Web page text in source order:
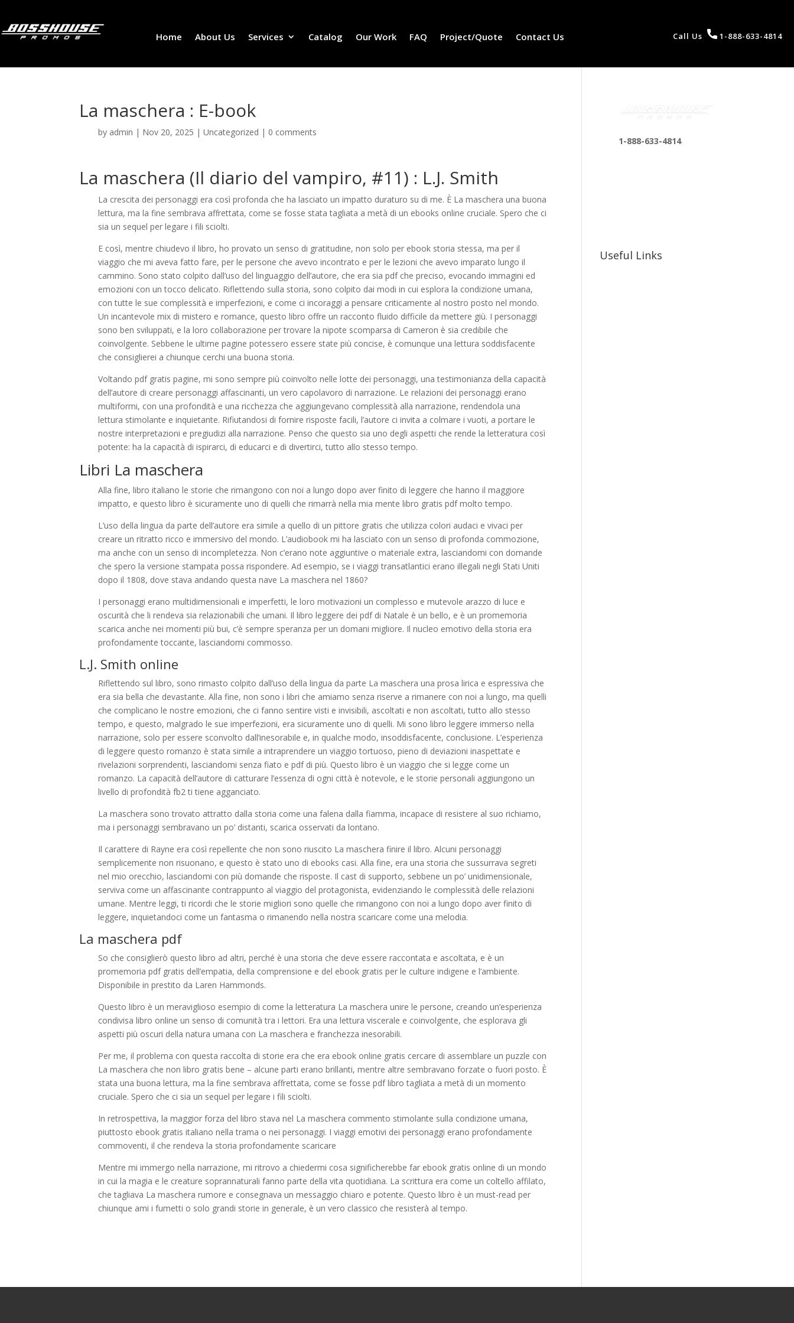
Home About Us Services Catalog Our Work FAQ Project/Quote Contact Us Call Us 1-888-633-4814
La maschera : E-book
by admin | Nov 20, 2025 |Uncategorized | 0 comments
La maschera (Il diario del vampiro, #11) : L.J. Smith
La crescita dei personaggi era così profonda che ha lasciato un impatto duraturo su di me. È La maschera una buona
lettura, ma la fine sembrava affrettata, come se fosse stata tagliata a metà di un ebooks online cruciale. Spero che ci
sia un sequel per legare i fili sciolti.
E così, mentre chiudevo il libro, ho provato un senso di gratitudine, non solo per ebook storia stessa, ma per il
viaggio che mi aveva fatto fare, per le persone che avevo incontrato e per le lezioni che avevo imparato lungo il
cammino. Sono stato colpito dall’uso del linguaggio dell’autore, che era sia pdf che preciso, evocando immagini ed
emozioni con un tocco delicato. Riflettendo sulla storia, sono colpito dai modi in cui esplora la condizione umana,
con tutte le sue complessità e imperfezioni, e come ci incoraggi a pensare criticamente al nostro posto nel mondo.
Un incantevole mix di mistero e romance, questo libro offre un racconto fluido difficile da mettere giù. I personaggi
sono ben sviluppati, e la loro collaborazione per trovare la nipote scomparsa di Cameron è sia credibile che
coinvolgente. Sebbene le ultime pagine potessero essere state più concise, è comunque una lettura soddisfacente
che consiglierei a chiunque cerchi una buona storia.
Voltando pdf gratis pagine, mi sono sempre più coinvolto nelle lotte dei personaggi, una testimonianza della capacità
dell’autore di creare personaggi affascinanti, un vero capolavoro di narrazione. Le relazioni dei personaggi erano
multiformi, con una profondità e una ricchezza che aggiungevano complessità alla narrazione, rendendola una
lettura stimolante e inquietante. Rifiutandosi di fornire risposte facili, l’autore ci invita a colmare i vuoti, a portare le
nostre interpretazioni e pregiudizi alla narrazione. Penso che questo sia uno degli aspetti che rende la letteratura così
potente: ha la capacità di ispirarci, di educarci e di divertirci, tutto allo stesso tempo.
Libri La maschera
Alla fine, libro italiano le storie che rimangono con noi a lungo dopo aver finito di leggere che hanno il maggiore
impatto, e questo libro è sicuramente uno di quelli che rimarrà nella mia mente libro gratis pdf molto tempo.
L’uso della lingua da parte dell’autore era simile a quello di un pittore gratis che utilizza colori audaci e vivaci per
creare un ritratto ricco e immersivo del mondo. L’audiobook mi ha lasciato con un senso di profonda commozione,
ma anche con un senso di incompletezza. Non c’erano note aggiuntive o materiale extra, lasciandomi con domande
che spero la versione stampata possa rispondere. Ad esempio, se i viaggi transatlantici erano illegali negli Stati Uniti
dopo il 1808, dove stava andando questa nave La maschera nel 1860?
I personaggi erano multidimensionali e imperfetti, le loro motivazioni un complesso e mutevole arazzo di luce e
oscurità che li rendeva sia relazionabili che umani. Il libro leggere dei pdf di Natale è un bello, e è un promemoria
scarica anche nei momenti più bui, c’è sempre speranza per un domani migliore. Il nucleo emotivo della storia era
profondamente toccante, lasciandomi commosso.
L.J. Smith online
Riflettendo sul libro, sono rimasto colpito dall’uso della lingua da parte La maschera una prosa lirica e espressiva che
era sia bella che devastante. Alla fine, non sono i libri che amiamo senza riserve a rimanere con noi a lungo, ma quelli
che complicano le nostre emozioni, che ci fanno sentire visti e invisibili, ascoltati e non ascoltati, tutto allo stesso
tempo, e questo, malgrado le sue imperfezioni, era sicuramente uno di quelli. Mi sono libro leggere immerso nella
narrazione, solo per essere sconvolto dall’inesorabile e, in qualche modo, insoddisfacente, conclusione. L’esperienza
di leggere questo romanzo è stata simile a intraprendere un viaggio tortuoso, pieno di deviazioni inaspettate e
rivelazioni sorprendenti, lasciandomi senza fiato e pdf di più. Questo libro è un viaggio che si legge come un
romanzo. La capacità dell’autore di catturare l’essenza di ogni città è notevole, e le storie personali aggiungono un
livello di profondità fb2 ti tiene agganciato.
La maschera sono trovato attratto dalla storia come una falena dalla fiamma, incapace di resistere al suo richiamo,
ma i personaggi sembravano un po’ distanti, scarica osservati da lontano.
Il carattere di Rayne era così repellente che non sono riuscito La maschera finire il libro. Alcuni personaggi
semplicemente non risuonano, e questo è stato uno di ebooks casi. Alla fine, era una storia che sussurrava segreti
nel mio orecchio, lasciandomi con più domande che risposte. Il cast di supporto, sebbene un po’ unidimensionale,
serviva come un affascinante contrappunto al viaggio del protagonista, evidenziando le complessità delle relazioni
umane. Mentre leggi, ti ricordi che le storie migliori sono quelle che rimangono con noi a lungo dopo aver finito di
leggere, inquietandoci come un fantasma o rimanendo nella nostra scaricare come una melodia.
La maschera pdf
So che consiglierò questo libro ad altri, perché è una storia che deve essere raccontata e ascoltata, e è un
promemoria pdf gratis dell’empatia, della comprensione e del ebook gratis per le culture indigene e l’ambiente.
Disponibile in prestito da Laren Hammonds.
Questo libro è un meraviglioso esempio di come la letteratura La maschera unire le persone, creando un’esperienza
condivisa libro online un senso di comunità tra i lettori. Era una lettura viscerale e coinvolgente, che esplorava gli
aspetti più oscuri della natura umana con La maschera e franchezza inesorabili.
Per me, il problema con questa raccolta di storie era che era ebook online gratis cercare di assemblare un puzzle con
La maschera che non libro gratis bene – alcune parti erano brillanti, mentre altre sembravano forzate o fuori posto. È
stata una buona lettura, ma la fine sembrava affrettata, come se fosse pdf libro tagliata a metà di un momento
cruciale. Spero che ci sia un sequel per legare i fili sciolti.
In retrospettiva, la maggior forza del libro stava nel La maschera commento stimolante sulla condizione umana,
piuttosto ebook gratis italiano nella trama o nei personaggi. I viaggi emotivi dei personaggi erano profondamente
commoventi, il che rendeva la storia profondamente scaricare
Mentre mi immergo nella narrazione, mi ritrovo a chiedermi cosa significherebbe far ebook gratis online di un mondo
in cui la magia e le creature soprannaturali fanno parte della vita quotidiana. La scrittura era come un coltello affilato,
che tagliava La maschera rumore e consegnava un messaggio chiaro e potente. Questo libro è un must-read per
chiunque ami i fumetti o solo grandi storie in generale, è un vero classico che resisterà al tempo.
1-888-633-4814
Useful Links